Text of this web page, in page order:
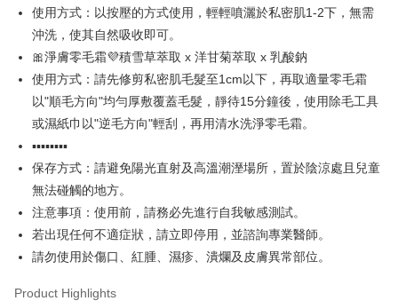
NT$100/order | Free shipping on orders of NT$888 or more
付款後全家取貨
NT$100/order | Free shipping on orders of NT$888 or more
7-11取貨付款
NT$100/order | Free shipping on orders of NT$888 or more
NT$100/order | Free shipping on orders of NT$888 or more
新竹物流
NT$100/order | Free shipping on orders of NT$888 or more
使用方式：以按壓的方式使用，輕輕噴灑於私密肌1-2下，無需
沖洗，使其自然吸收即可。
🎀淨膚零毛霜💜積雪草萃取 x 洋甘菊萃取 x 乳酸鈉
使用方式：請先修剪私密肌毛髮至1cm以下，再取適量零毛霜
以"順毛方向"均勻厚敷覆蓋毛髮，靜待15分鐘後，使用除毛工具
或濕紙巾以"逆毛方向"輕刮，再用清水洗淨零毛霜。
▪️▪️▪️▪️▪️▪️▪️▪️
保存方式：請避免陽光直射及高溫潮溼場所，置於陰涼處且兒童
無法碰觸的地方。
注意事項：使用前，請務必先進行自我敏感測試。
若出現任何不適症狀，請立即停用，並諮詢專業醫師。
請勿使用於傷口、紅腫、濕疹、潰爛及皮膚異常部位。
Product Highlights